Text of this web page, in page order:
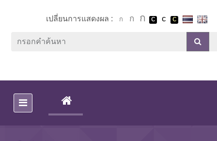
เปลี่ยนการแสดงผล :
(CURRENT)